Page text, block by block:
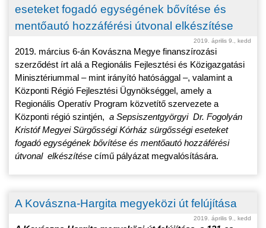
eseteket fogadó egységének bővítése és
mentőautó hozzáférési útvonal elkészítése
2019. április 9., kedd
2019. március 6-án Kovászna Megye finanszírozási
szerződést írt alá a Regionális Fejlesztési és Közigazgatási
Minisztériummal – mint irányító hatósággal –, valamint a
Központi Régió Fejlesztési Ügynökséggel, amely a
Regionális Operatív Program közvetítő szervezete a
Központi régió szintjén, a Sepsiszentgyörgyi Dr. Fogolyán
Kristóf Megyei Sürgősségi Kórház sürgősségi eseteket
fogadó egységének bővítése és mentőautó hozzáférési
útvonal elkészítése című pályázat megvalósítására.
A Kovászna-Hargita megyeközi út felújítása
2019. április 9., kedd